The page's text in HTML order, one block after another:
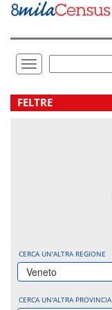
Vai
direttamente
Toggle
navigation
.
FELTRE
CERCA UN'ALTRA REGIONE
Veneto
CERCA UN'ALTRA PROVINCIA